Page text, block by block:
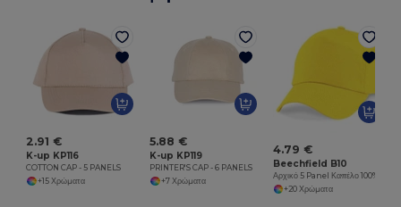
2.91 €
K-up KP116
COTTON CAP - 5 PANELS
+15 Χρώματα
5.88 €
K-up KP119
PRINTER'S CAP - 6 PANELS
+7 Χρώματα
4.79 €
Beechfield B10
+20 Χρώματα